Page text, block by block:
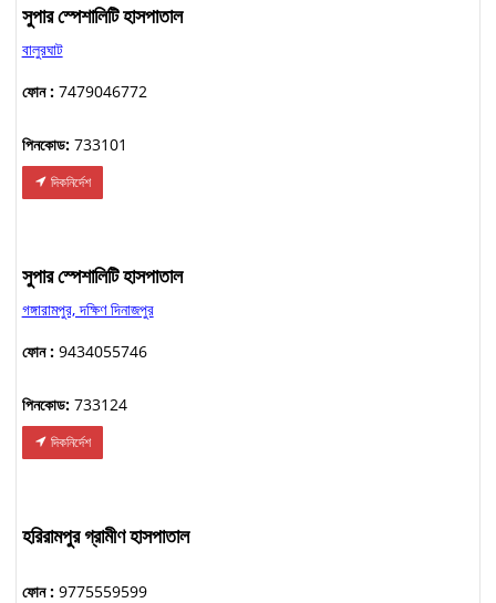
সুপার স্পেশালিটি হাসপাতাল
বালুরঘাট
ফোন :7479046772
পিনকোড:733101
দিকনির্দেশ
সুপার স্পেশালিটি হাসপাতাল
গঙ্গারামপুর, দক্ষিণ দিনাজপুর
ফোন :9434055746
পিনকোড:733124
দিকনির্দেশ
হরিরামপুর গ্রামীণ হাসপাতাল
ফোন :9775559599